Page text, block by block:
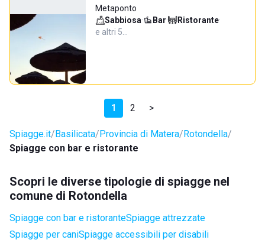
Metaponto
Sabbiosa· Bar· Ristorante·
e altri 5…
1 2 >
Spiagge.it Basilicata Provincia di Matera Rotondella
Spiagge con bar e ristorante
Scopri le diverse tipologie di spiagge nel
comune di Rotondella
Spiagge con bar e ristoranteSpiagge attrezzate
Spiagge per caniSpiagge accessibili per disabili